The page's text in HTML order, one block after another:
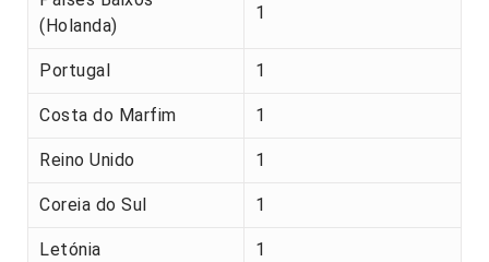
(Holanda)
1
Portugal 1
Costa do Marfim 1
Reino Unido 1
Coreia do Sul 1
Letónia 1